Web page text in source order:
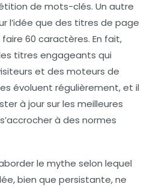
de mots-clés. Un autre
l’idée que des titres de page
60 caractères. En fait,
titres engageants qui
et des moteurs de
évoluent régulièrement, et il
à jour sur les meilleures
à des normes
le mythe selon lequel
bien que persistante, ne